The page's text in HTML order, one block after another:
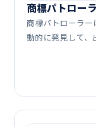
商標パトロー
商標パトローラ
動的に発見して、